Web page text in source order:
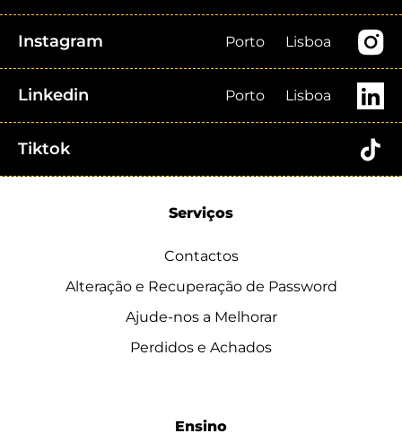
Instagram Porto Lisboa
Linkedin Porto Lisboa
Tiktok
Serviços
Contactos
Alteração e Recuperação de Password
Ajude-nos a Melhorar
Perdidos e Achados
Ensino